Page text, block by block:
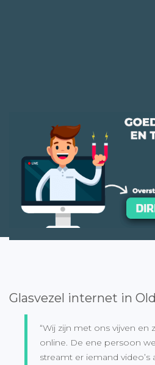
Glasvezel internet in
“Wij zijn met ons vijven en
online. De ene persoon
streamt er iemand video’s